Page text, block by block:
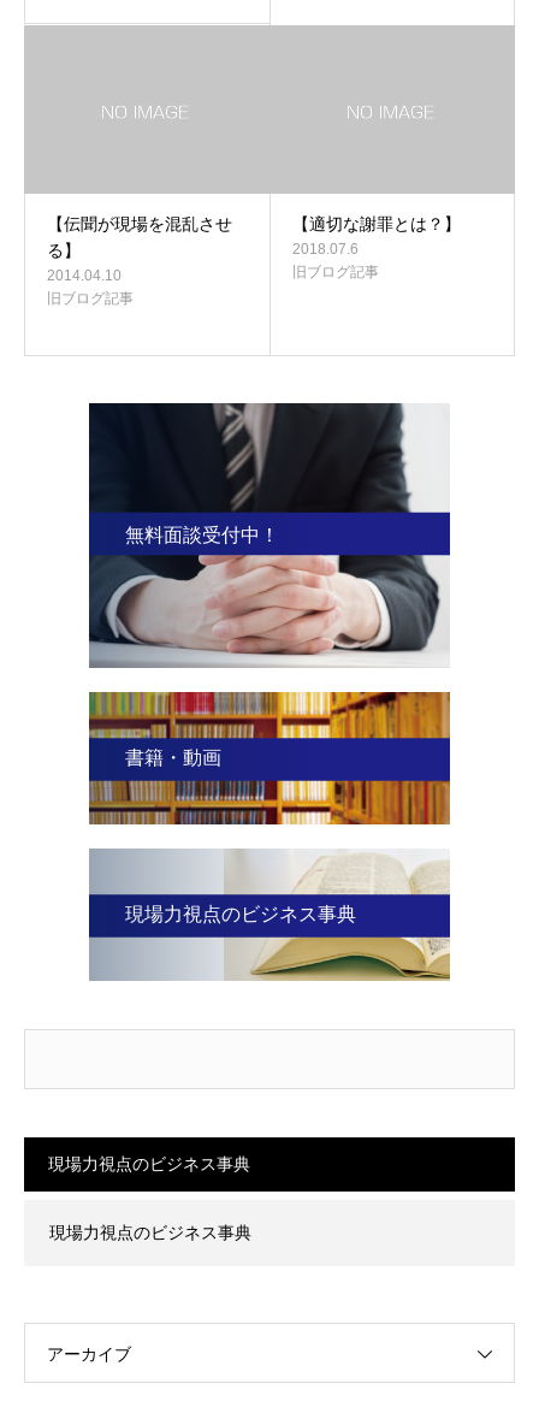
【伝聞が現場を混乱させ
る】
2014.04.10
旧ブログ記事
【適切な謝罪とは？】
2018.07.6
旧ブログ記事
無料面談受付中！
書籍・動画
現場力視点のビジネス事典
現場力視点のビジネス事典
現場力視点のビジネス事典
アーカイブ